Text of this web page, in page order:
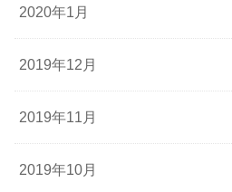
2020年1月
2019年12月
2019年11月
2019年10月